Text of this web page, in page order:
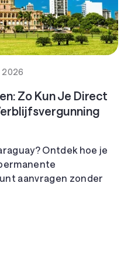
2026
Zo Kun Je Direct
Ontdek hoe je
aanvragen zonder